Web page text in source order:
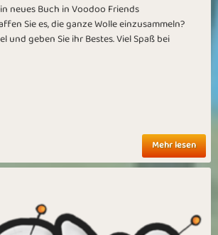
neues Buch in Voodoo Friends
Sie es, die ganze Wolle einzusammeln?
und geben Sie ihr Bestes. Viel Spaß bei
Mehr lesen